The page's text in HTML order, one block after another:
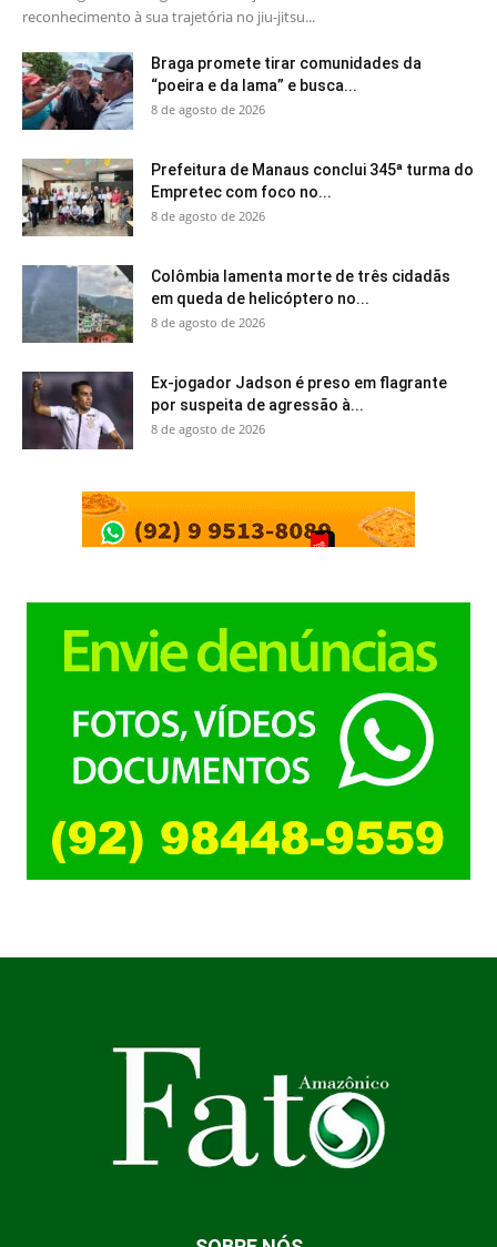
reconhecimento à sua trajetória no jiu-jitsu...
Braga promete tirar comunidades da
“poeira e da lama” e busca...
8 de agosto de 2026
Prefeitura de Manaus conclui 345ª turma do
Empretec com foco no...
8 de agosto de 2026
Colômbia lamenta morte de três cidadãs
em queda de helicóptero no...
8 de agosto de 2026
Ex-jogador Jadson é preso em flagrante
por suspeita de agressão à...
8 de agosto de 2026